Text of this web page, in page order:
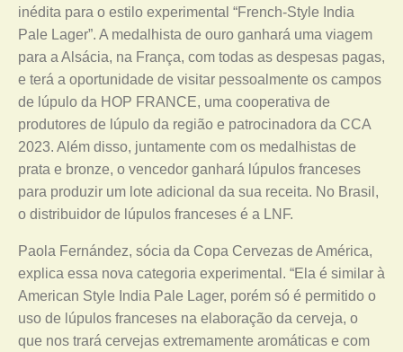
inédita para o estilo experimental “French-Style India
Pale Lager”. A medalhista de ouro ganhará uma viagem
para a Alsácia, na França, com todas as despesas pagas,
e terá a oportunidade de visitar pessoalmente os campos
de lúpulo da HOP FRANCE, uma cooperativa de
produtores de lúpulo da região e patrocinadora da CCA
2023. Além disso, juntamente com os medalhistas de
prata e bronze, o vencedor ganhará lúpulos franceses
para produzir um lote adicional da sua receita. No Brasil,
o distribuidor de lúpulos franceses é a LNF.
Paola Fernández, sócia da Copa Cervezas de América,
explica essa nova categoria experimental. “Ela é similar à
American Style India Pale Lager, porém só é permitido o
uso de lúpulos franceses na elaboração da cerveja, o
que nos trará cervejas extremamente aromáticas e com